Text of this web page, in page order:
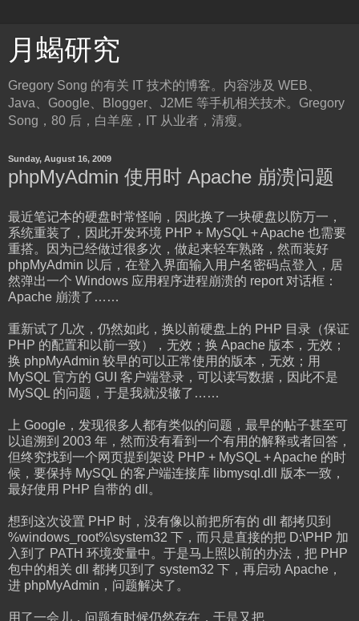
月蝎研究
Gregory Song 的有关 IT 技术的博客。内容涉及 WEB、
Java、Google、Blogger、J2ME 等手机相关技术。Gregory
Song，80 后，白羊座，IT 从业者，清瘦。
Sunday, August 16, 2009
phpMyAdmin 使用时 Apache 崩溃问题
最近笔记本的硬盘时常怪响，因此换了一块硬盘以防万一，
系统重装了，因此开发环境 PHP + MySQL + Apache 也需要
重搭。因为已经做过很多次，做起来轻车熟路，然而装好
phpMyAdmin 以后，在登入界面输入用户名密码点登入，居
然弹出一个 Windows 应用程序进程崩溃的 report 对话框：
Apache 崩溃了……
重新试了几次，仍然如此，换以前硬盘上的 PHP 目录（保证
PHP 的配置和以前一致），无效；换 Apache 版本，无效；
换 phpMyAdmin 较早的可以正常使用的版本，无效；用
MySQL 官方的 GUI 客户端登录，可以读写数据，因此不是
MySQL 的问题，于是我就没辙了……
上 Google，发现很多人都有类似的问题，最早的帖子甚至可
以追溯到 2003 年，然而没有看到一个有用的解释或者回答，
但终究找到一个网页提到架设 PHP + MySQL + Apache 的时
候，要保持 MySQL 的客户端连接库 libmysql.dll 版本一致，
最好使用 PHP 自带的 dll。
想到这次设置 PHP 时，没有像以前把所有的 dll 都拷贝到
%windows_root%\system32 下，而只是直接的把 D:\PHP 加
入到了 PATH 环境变量中。于是马上照以前的办法，把 PHP
包中的相关 dll 都拷贝到了 system32 下，再启动 Apache，
进 phpMyAdmin，问题解决了。
用了一会儿，问题有时候仍然存在，于是又把